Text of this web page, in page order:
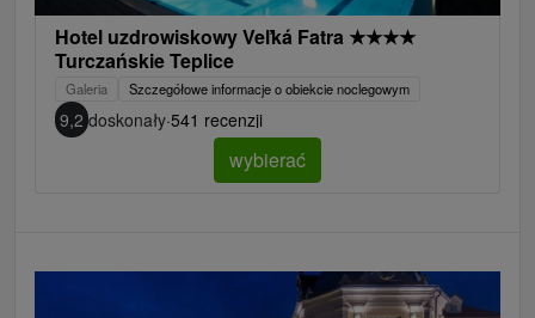
Hotel uzdrowiskowy Veľká Fatra ★★★★
Turczańskie Teplice
Galeria Szczegółowe informacje o obiekcie noclegowym
9,2 doskonały·541 recenzji
wybierać